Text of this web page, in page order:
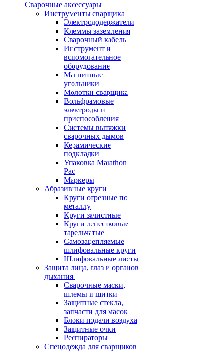
Сварочные аксессуары
Инструменты сварщика
Электрододержатели
Клеммы заземления
Сварочный кабель
Инструмент и
вспомогательное
оборудование
Магнитные
угольники
Молотки сварщика
Вольфрамовые
электроды и
приспособления
Системы вытяжки
сварочных дымов
Керамические
подкладки
Упаковка Marathon
Pac
Маркеры
Абразивные круги
Круги отрезные по
металлу
Круги зачистные
Круги лепестковые
тарельчатые
Самозацепляемые
шлифовальные круги
Шлифовальные листы
Защита лица, глаз и органов
дыхания
Сварочные маски,
шлемы и щитки
Защитные стекла,
запчасти для масок
Блоки подачи воздуха
Защитные очки
Респираторы
Спецодежда для сварщиков